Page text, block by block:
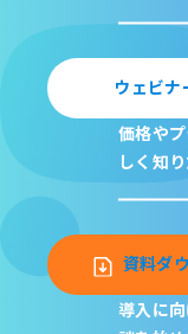
ウェビナ
価格や
しく知
資料ダ
導入に